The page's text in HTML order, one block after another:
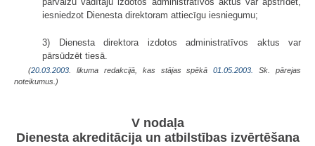
iesniedzot Dienesta direktoram attiecīgu iesniegumu;
3) Dienesta direktora izdotos administratīvos aktus var
pārsūdzēt tiesā.
(20.03.2003. likuma redakcijā, kas stājas spēkā01.05.2003.
Sk. pārejas
noteikumus.)
V nodaļa
Dienesta akreditācija un atbilstības izvērtēšana